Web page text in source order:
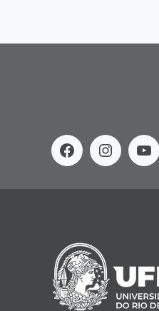
Facebook